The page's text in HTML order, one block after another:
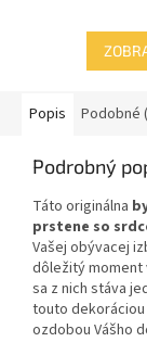
Popis Podobné
Podrobný
Táto originálna
prstene so
Vašej obývacej
dôležitý moment
sa z nich stáva
touto
ozdobou Vášho